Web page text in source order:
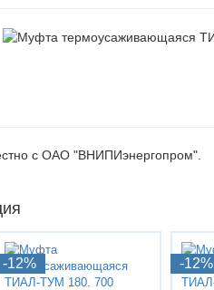
с ОАО "ВНИПИэнергопром".
-12% -12%